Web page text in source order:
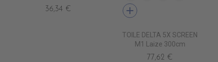
36,34 €
add
TOILE DELTA 5X SCREEN
M1 Laize 300cm
77,62 €